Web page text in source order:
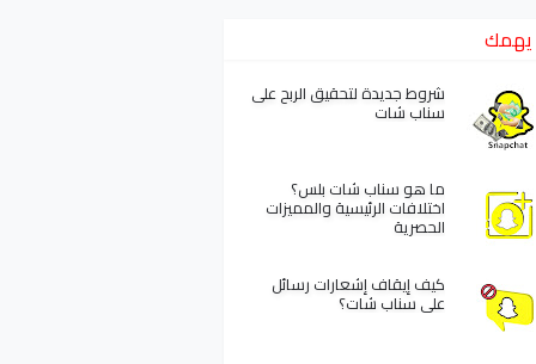
شروط جديدة لتحقيق الربح على
سناب شات
ما هو سناب شات بلس؟
اختلافات الرئيسية والمميزات
الحصرية
كيف إيقاف إشعارات رسائل
على سناب شات؟